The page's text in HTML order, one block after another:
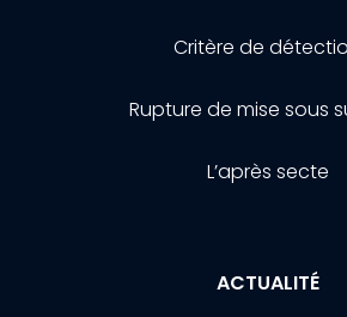
Critère de
Rupture de mise sous
L’après secte
ACTUALITÉ